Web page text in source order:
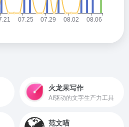
火龙果写作
AI驱动的文字生产力工具
范文喵